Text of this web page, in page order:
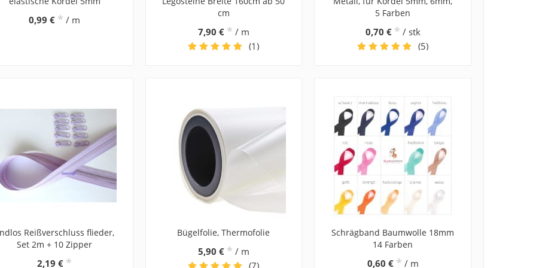
0,99 € * / m
cm
7,90 € * / m
(1)
5 Farben
0,70 € * / stk
(5)
Reißverschluss flieder,
Set 2m + 10 Zipper
2,19 € *
Bügelfolie, Thermofolie
5,90 € * / m
(7)
Schrägband Baumwolle 18mm
14 Farben
0,60 € * / m